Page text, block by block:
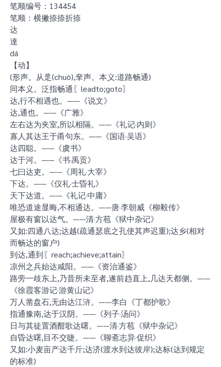
笔顺编号：134454
笔顺：横撇捺捺折捺
达
達
dá
【动】
(形声。从辵(chuò),羍声。本义:道路畅通)
同本义。泛指畅通〖leadto;goto〗
达,行不相遇也。——《说文》
达,通也。——《广雅》
左右达为夹室,所以相隔。——《礼记·内则》
寡人其达王于甬句东。——《国语·吴语》
达四聪。——《虞书》
达于河。——《书·禹贡》
七曰达吏。——《周礼·大宰》
下达。——《仪礼·士昏礼》
天下达道。——《礼记·中庸》
唯恐道途显晦,不相通达。——唐·李朝威《柳毅传》
屋极有窗以达气。——清·方苞《狱中杂记》
又如:四通八达;达越(疏通瑟底之孔使其声迟重);达乡(相对
而畅达的窗户)
到达,通到〖reach;achieve;attain〗
凉州之兵始达咸阳。——《资治通鉴》
路旁一歧东上,乃昔所未至者,遂前趋直上,几达天都侧。——
《徐霞客游记·游黄山记》
万人凿盘石,无由达江浒。——李白《丁都护歌》
指通豫南,达于汉阴。——《列子·汤问》
日与其徒置酒酣歌达曙。——清·方苞《狱中杂记》
自昏达曙,目不交睫。——《聊斋志异·促织》
又如:小麦亩产达千斤;达济(渡水到达彼岸);达标(达到规定
的标准)